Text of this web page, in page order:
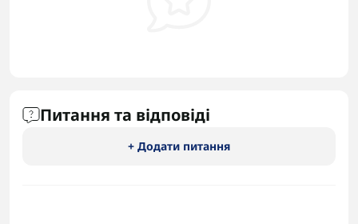
Питання та відповіді
+ Додати питання